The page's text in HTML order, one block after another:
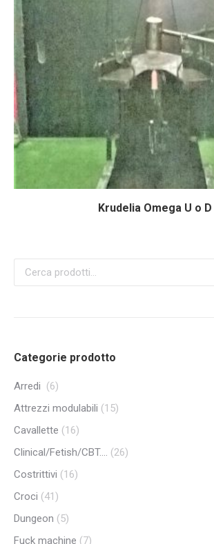
Krudelia Omega U o D
Categorie prodotto
Arredi (6)
Attrezzi modulabili (15)
Cavallette (16)
Clinical/Fetish/CBT.... (26)
Costrittivi (16)
Croci (41)
Dungeon (5)
Fuck machine (7)